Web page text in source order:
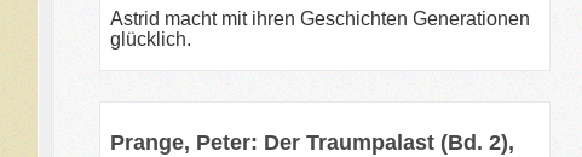
Astrid macht mit ihren Geschichten Generationen
glücklich.
Prange, Peter: Der Traumpalast (Bd. 2),